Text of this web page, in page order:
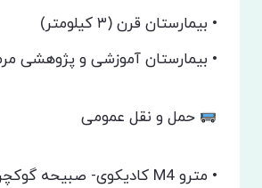
• بیمارستان قرن (۳ کیلومتر)
• بیمارستان آموزشی و پژوهشی مرمره (۲٫۵
حمل و نقل عمومی
• مترو M4 کادیکوی- صبیحه گوکچن *(داخل پروژه)*